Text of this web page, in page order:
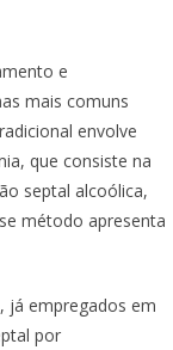
e
mais comuns
envolve
que consiste na
septal alcoólica,
método apresenta
já empregados em
por